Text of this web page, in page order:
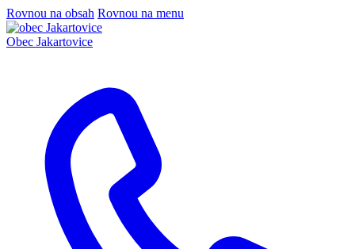
Rovnou na obsah Rovnou na menu
Obec Jakartovice